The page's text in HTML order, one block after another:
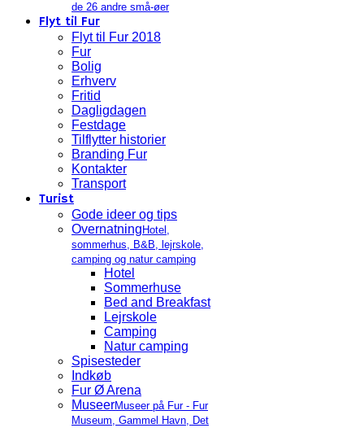
de 26 andre små-øer
Flyt til Fur
Flyt til Fur 2018
Fur
Bolig
Erhverv
Fritid
Dagligdagen
Festdage
Tilflytter historier
Branding Fur
Kontakter
Transport
Turist
Gode ideer og tips
Overnatning Hotel,
sommerhus, B&B, lejrskole,
camping og natur camping
Hotel
Sommerhuse
Bed and Breakfast
Lejrskole
Camping
Natur camping
Spisesteder
Indkøb
Fur Ø Arena
MuseerMuseer på Fur - Fur
Museum, Gammel Havn, Det